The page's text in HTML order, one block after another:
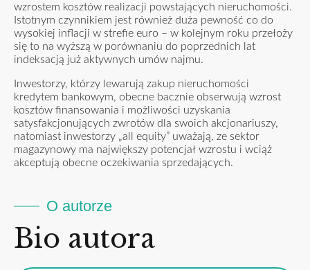
wzrostem kosztów realizacji powstających nieruchomości.
Istotnym czynnikiem jest również duża pewność co do
wysokiej inflacji w strefie euro – w kolejnym roku przełoży
się to na wyższą w porównaniu do poprzednich lat
indeksacją już aktywnych umów najmu.
Inwestorzy, którzy lewarują zakup nieruchomości
kredytem bankowym, obecne bacznie obserwują wzrost
kosztów finansowania i możliwości uzyskania
satysfakcjonujących zwrotów dla swoich akcjonariuszy,
natomiast inwestorzy „all equity” uważają, ze sektor
magazynowy ma największy potencjał wzrostu i wciąż
akceptują obecne oczekiwania sprzedających.
O autorze
Bio autora